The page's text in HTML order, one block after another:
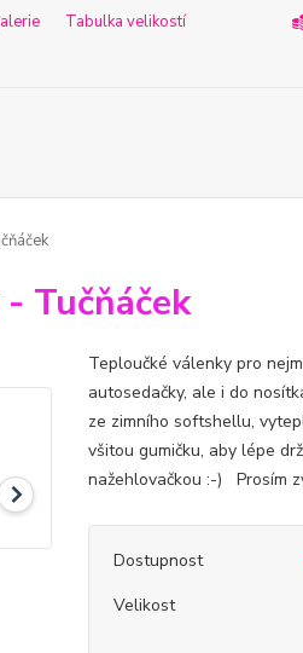
Tabulka velikostí
Tučňáček
Teploučké válenky pro
autosedačky, ale i do
ze zimního softshellu,
všitou gumičku, aby lépe
nažehlovačkou :-) Prosím
Dostupnost
Velikost